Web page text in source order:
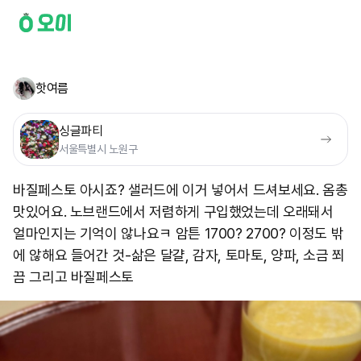
핫여름
싱글파티
서울특별시 노원구
바질페스토 아시죠? 샐러드에 이거 넣어서 드셔보세요. 옴총
맛있어요. 노브랜드에서 저렴하게 구입했었는데 오래돼서
얼마인지는 기억이 않나요ㅋ 암튼 1700? 2700? 이정도 밖
에 않해요 들어간 것-삶은 달걀, 감자, 토마토, 양파, 소금 쬐
끔 그리고 바질페스토